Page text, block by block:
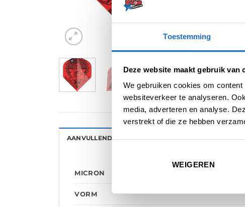
Toestemming
Deze website maakt gebruik van
We gebruiken cookies om
websiteverkeer te analyseren.
media, adverteren en analyse.
verstrekt of die ze hebben
WEIGEREN
AANVULLENDE INFORMATIE BEOORDELINGEN (0)
MICRON
VORM